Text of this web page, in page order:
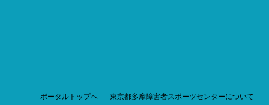
ポータルトップへ 東京都多摩障害者スポーツセンターについて